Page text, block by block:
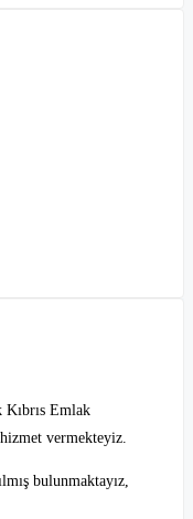
Emlak
vermekteyiz.
bulunmaktayız,